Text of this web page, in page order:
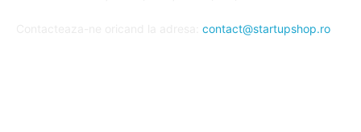
contact@startupshop.ro